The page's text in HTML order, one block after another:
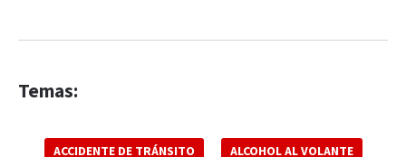
Temas:
ACCIDENTE DE TRÁNSITO ALCOHOL AL VOLANTE